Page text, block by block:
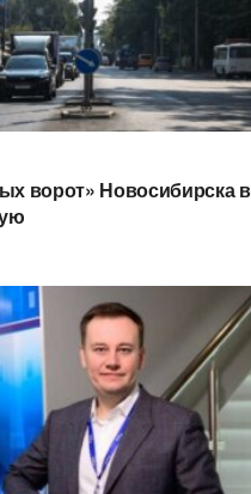
ворот» Новосибирска